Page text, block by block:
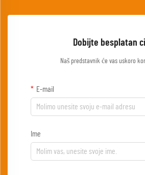
Dobijte besplatan
Naš predstavnik će vas uskoro
E-mail
Ime